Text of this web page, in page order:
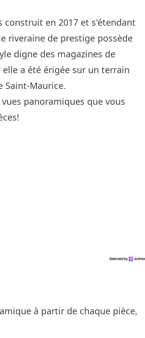
construit en 2017 et s'étendant
riveraine de prestige possède
digne des magazines de
a été érigée sur un terrain
Saint-Maurice.
panoramiques que vous